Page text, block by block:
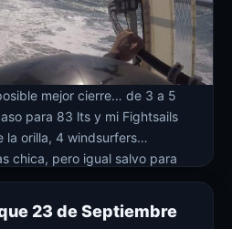
mejor cierre… de 3 a 5
para 83 lts y mi Fightsails
la orilla, 4 windsurfers
chica, pero igual salvo para
y surfeadas. Richard grabó
23 de Septiembre